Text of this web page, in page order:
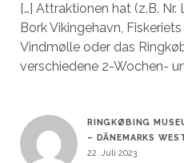
[…] Attraktionen hat (z.B. Nr.
Bork Vikingehavn,
Vindmølle oder das
verschiedene 2-Wochen-
RINGKØBING
– DÄNEMARKS
22. Juli 2023